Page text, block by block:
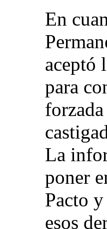
En
aceptó
para
La
poner
Pacto
esos